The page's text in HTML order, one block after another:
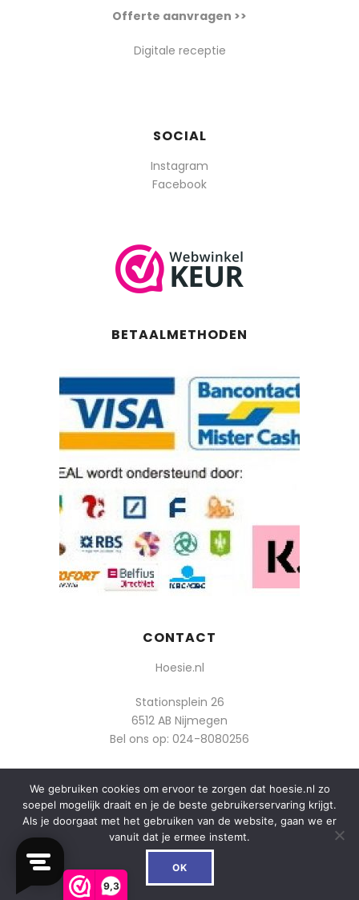
9,3
Offerte aanvragen >>
Digitale receptie
SOCIAL
Instagram
Facebook
BETAALMETHODEN
CONTACT
Hoesie.nl
Stationsplein 26
6512 AB Nijmegen
Bel ons op: 024-8080256
Of mail: info@hoesie.nl
© 2014-2025 Boozt - Hoesie.nl. All rights reserved.
algemene voorwaarden
We gebruiken cookies om ervoor te zorgen dat hoesie.nl zo
soepel mogelijk draait en je de beste gebruikerservaring krijgt.
Als je doorgaat met het gebruiken van de website, gaan we er
vanuit dat je ermee instemt.
OK